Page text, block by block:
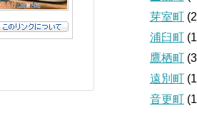
芽室町
浦臼町
鷹栖町
遠別町
音更町